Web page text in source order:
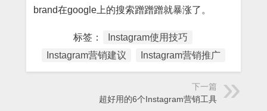
brand在google上的搜索蹭蹭蹭就暴涨了。
标签：
Instagram使用技巧
Instagram营销建议
Instagram营销推广
下一篇
超好用的6个Instagram营销工具